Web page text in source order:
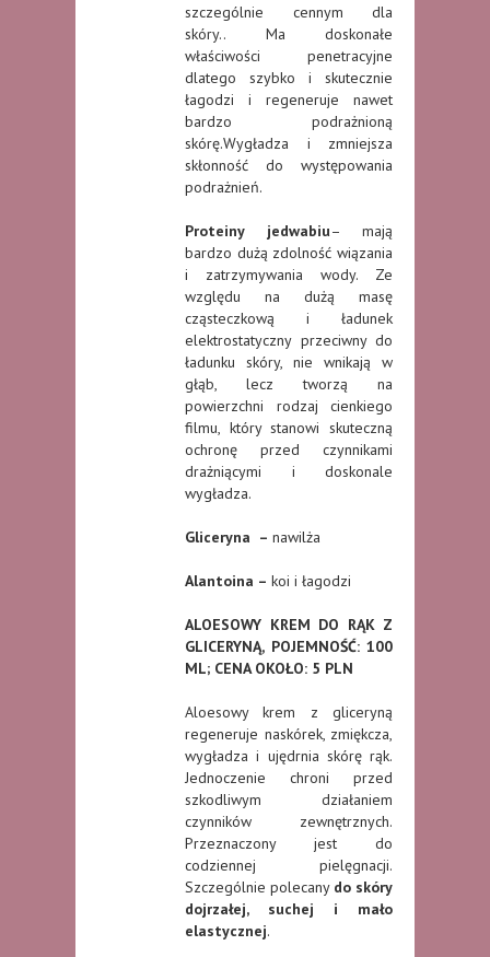
szczególnie cennym dla
skóry.. Ma doskonałe
właściwości penetracyjne
dlatego szybko i skutecznie
łagodzi i regeneruje nawet
bardzo podrażnioną
skórę.Wygładza i zmniejsza
skłonność do występowania
podrażnień.
Proteiny jedwabiu– mają
bardzo dużą zdolność wiązania
i zatrzymywania wody. Ze
względu na dużą masę
cząsteczkową i ładunek
elektrostatyczny przeciwny do
ładunku skóry, nie wnikają w
głąb, lecz tworzą na
powierzchni rodzaj cienkiego
filmu, który stanowi skuteczną
ochronę przed czynnikami
drażniącymi i doskonale
wygładza.
Gliceryna – nawilża
Alantoina – koi i łagodzi
ALOESOWY KREM DO RĄK Z
GLICERYNĄ, POJEMNOŚĆ: 100
ML; CENA OKOŁO: 5 PLN
Aloesowy krem z gliceryną
regeneruje naskórek, zmiękcza,
wygładza i ujędrnia skórę rąk.
Jednoczenie chroni przed
szkodliwym działaniem
czynników zewnętrznych.
Przeznaczony jest do
codziennej pielęgnacji.
Szczególnie polecany do skóry
dojrzałej, suchej i mało
elastycznej.